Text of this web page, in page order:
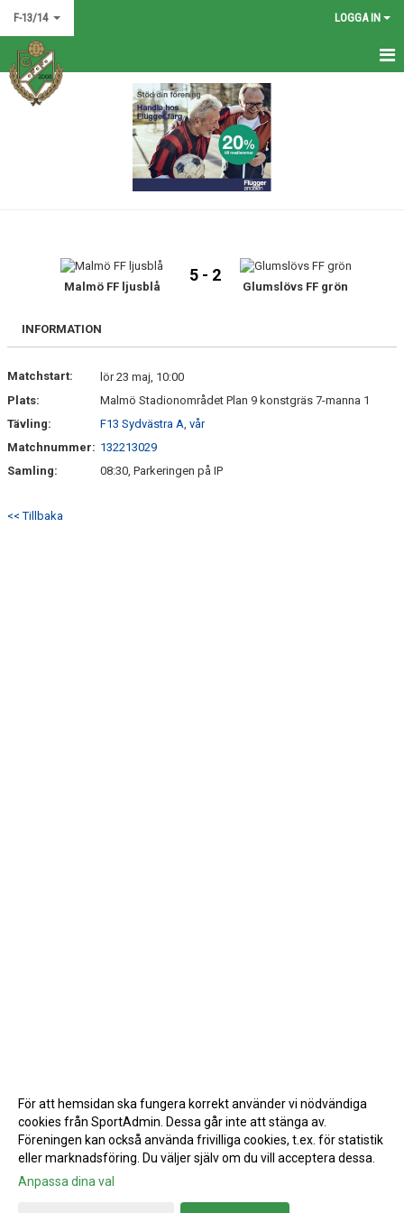
F-13/14 LOGGA IN
HEM
BILDGALLERI
DOKUMENT
Malmö FF ljusblå
5 - 2
Glumslövs FF grön
INFORMATION
Matchstart:
lör 23 maj, 10:00
Plats:
Malmö Stadionområdet Plan 9 konstgräs 7-manna 1
Tävling:
F13 Sydvästra A, vår
Matchnummer: 132213029
Samling:
08:30, Parkeringen på IP
<< Tillbaka
Gå till Webbversion
För att hemsidan ska fungera korrekt använder vi nödvändiga
cookies från SportAdmin. Dessa går inte att stänga av.
Föreningen kan också använda frivilliga cookies, t.ex. för statistik
eller marknadsföring. Du väljer själv om du vill acceptera dessa.
Anpassa dina val